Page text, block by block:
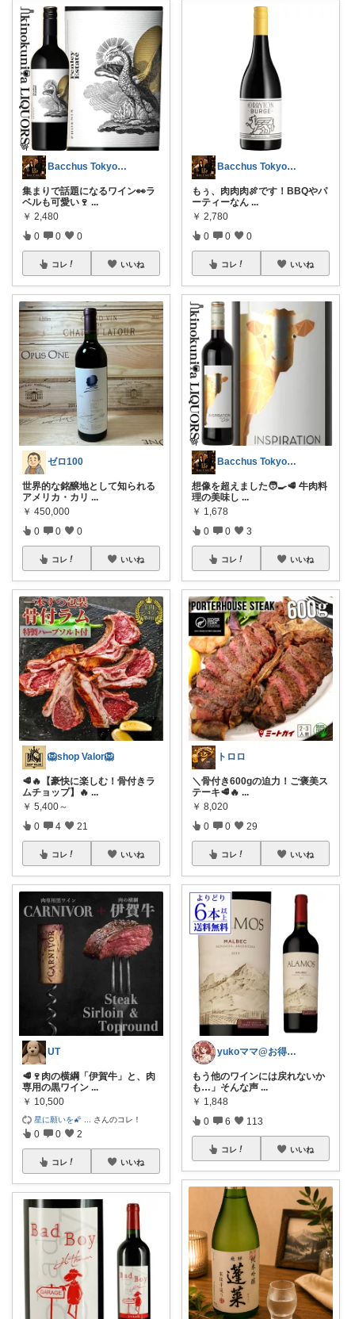
Bacchus Tokyo Wine
集まりで話題になるワイン👀ラ
ベルも可愛い🍷 ...
￥ 2,480
0 0 0
コレ いいね
ゼロ100
世界的な銘醸地として知られる
アメリカ・カリ ...
￥ 450,000
0 0 0
コレ いいね
🦁shop Valor🦁
🥩🔥【豪快に楽しむ！骨付きラ
ムチョップ】🔥 ...
￥ 5,400～
0 4 21
コレ いいね
UT
🥩🍷肉の横綱「伊賀牛」と、肉
専用の黒ワイン ...
￥ 10,500
星に願いを🌠 さんのコレ！
0 0 2
コレ いいね
Bacchus Tokyo Wine
もぅ、肉肉肉🍖です！BBQやパ
ーティーなん ...
￥ 2,780
0 0 0
コレ いいね
Bacchus Tokyo Wine
想像を超えました🧑‍🍳🥩 牛肉料
理の美味し ...
￥ 1,678
0 0 3
コレ いいね
トロロ
＼骨付き600gの迫力！ご褒美ス
テーキ🥩🔥 ...
￥ 8,020
0 0 29
コレ いいね
yukoママ@お得な商品を紹介
もう他のワインには戻れないか
も…」そんな声 ...
￥ 1,848
0 6 113
コレ いいね